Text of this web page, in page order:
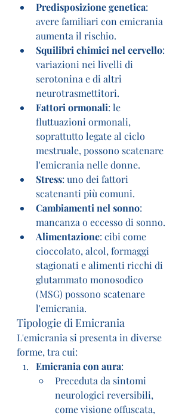
Predisposizione genetica:
avere familiari con emicrania
aumenta il rischio.
Squilibri chimici nel cervello:
variazioni nei livelli di
serotonina e di altri
neurotrasmettitori.
Fattori ormonali: le
fluttuazioni ormonali,
soprattutto legate al ciclo
mestruale, possono scatenare
l'emicrania nelle donne.
Stress: uno dei fattori
scatenanti più comuni.
Cambiamenti nel sonno:
mancanza o eccesso di sonno.
Alimentazione: cibi come
cioccolato, alcol, formaggi
stagionati e alimenti ricchi di
glutammato monosodico
(MSG) possono scatenare
l'emicrania.
Tipologie di Emicrania
L'emicrania si presenta in diverse
forme, tra cui:
Emicrania con aura:
Preceduta da sintomi
neurologici reversibili,
come visione offuscata,